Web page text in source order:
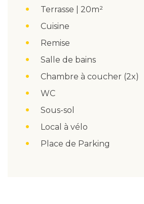
Terrasse | 20m²
Cuisine
Remise
Salle de bains
Chambre à coucher (2x)
WC
Sous-sol
Local à vélo
Place de Parking